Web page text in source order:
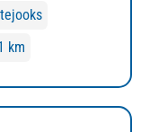
km